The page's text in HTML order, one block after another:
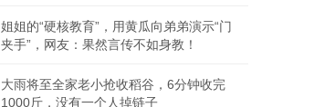
姐姐的“硬核教育”，用黄瓜向弟弟演示“门
夹手”，网友：果然言传不如身教！
大雨将至全家老小抢收稻谷，6分钟收完
1000斤，没有一个人掉链子